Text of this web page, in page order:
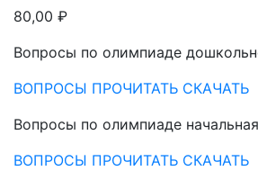
80,00 ₽
Вопросы по олимпиаде
ВОПРОСЫ ПРОЧИТАТЬ СКАЧАТЬ
Вопросы по олимпиаде
ВОПРОСЫ ПРОЧИТАТЬ СКАЧАТЬ